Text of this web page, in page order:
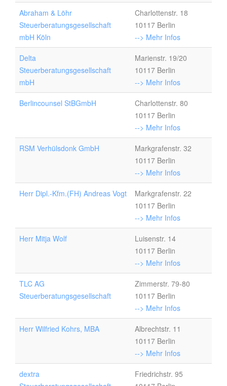
Abraham & Löhr
Steuerberatungsgesellschaft
mbH Köln
Charlottenstr. 18
10117 Berlin
--> Mehr Infos
Delta
Steuerberatungsgesellschaft
mbH
Marienstr. 19/20
10117 Berlin
--> Mehr Infos
Berlincounsel StBGmbH
Charlottenstr. 80
10117 Berlin
--> Mehr Infos
RSM Verhülsdonk GmbH
Markgrafenstr. 32
10117 Berlin
--> Mehr Infos
Herr Dipl.-Kfm.(FH) Andreas Vogt
Markgrafenstr. 22
10117 Berlin
--> Mehr Infos
Herr Mitja Wolf
Luisenstr. 14
10117 Berlin
--> Mehr Infos
TLC AG
Steuerberatungsgesellschaft
Zimmerstr. 79-80
10117 Berlin
--> Mehr Infos
Herr Wilfried Kohrs, MBA
Albrechtstr. 11
10117 Berlin
--> Mehr Infos
dextra
Friedrichstr. 95